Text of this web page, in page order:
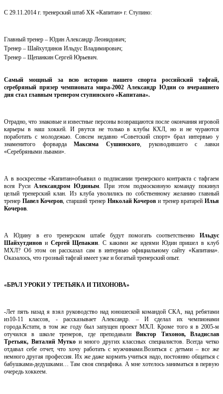
С 29.11.2014 г. тренерский штаб ХК «Капитан» г. Ступино:
Главный тренер – Юдин Александр Леонидович;
Тренер – Шайхутдинов Ильдус Владимирович;
Тренер – Щепанкин Сергей Юрьевич.
Самый мощный за всю историю нашего спорта российский тафгай,
серебряный призер чемпионата мира-2002 Александр Юдин со вчерашнего
дня стал главным тренером ступинского «Капитана».
Отрадно, что знаковые и известные персоны возвращаются после окончания игровой
карьеры в наш хоккей. И рвутся не только в клубы КХЛ, но и не чураются
поработать с молодежью. Совсем недавно «Советский спорт» брал интервью у
знаменитого форвардаМаксима Сушинского , руководившего с лавки
«Серебряными львами».
А в воскресенье «Капитан»объявил о подписании тренерского контракта с тафгаем
всея Руси Александром Юдиным . При этом подмосковную команду покинул
целый тренерский клан. Из клуба уволились по собственному желанию главный
тренер Павел Кочеров , старший тренер Николай Кочеров и тренер вратарейИлья
Кочеров
А Юдину в его тренерском штабе будут помогать соответственно Ильдус
Шайхутдинов и Сергей Щепакин . С какими же идеями Юдин пришел в клуб
МХЛ? Об этом он рассказал сам в интервью официальному сайту «Капитана».
Оказалось, что грозный тафгай имеет уже и богатый тренерский опыт.
«БРАЛ УРОКИ У ТРЕТЬЯКА И ТИХОНОВА»
-Лет пять назад я взял руководство над юношеской командой СКА, над ребятами
из10-11 классов, - рассказывает Александр. – И сделал их чемпионами
города.Кстати, в том же году был запущен проект МХЛ. Кроме того я в 2005-м
отучился в школе тренеров, где преподавалиВиктор Тихонов, Владислав
Третьяк, Виталий Мутко и много других классных специалистов. Всегда четко
отдавал себе отчет, что хочу работать с мужчинами.Возиться с детьми – все же
немного другая профессия. Их же даже кормить учиться надо, постоянно общаться с
бабушками-дедушками… Там своя специфика. А мне хотелось заниматься в первую
очередь хоккеем.